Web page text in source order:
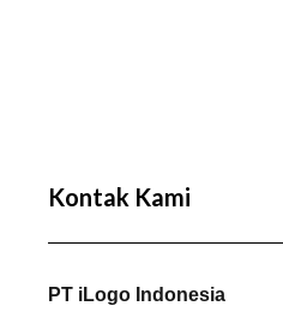
Kontak Kami
PT iLogo Indonesia